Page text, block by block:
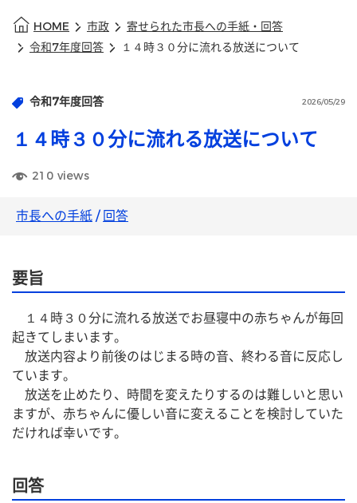
HOME 市政
寄せられた市長への手紙・回答
令和7年度回答
１４時３０分に流れる放送について
令和7年度回答 2026/05/29
１４時３０分に流れる放送について
210 views
市長への手紙/回答
要旨
１４時３０分に流れる放送でお昼寝中の赤ちゃんが毎回
起きてしまいます。
放送内容より前後のはじまる時の音、終わる音に反応し
ています。
放送を止めたり、時間を変えたりするのは難しいと思い
ますが、赤ちゃんに優しい音に変えることを検討していた
だければ幸いです。
回答